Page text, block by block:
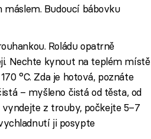
Budoucí bábovku
Roládu opatrně
Nechte kynout na teplém místě
°C. Zda je hotová, poznáte
– myšleno čistá od těsta, od
z trouby, počkejte 5–7
ji posypte